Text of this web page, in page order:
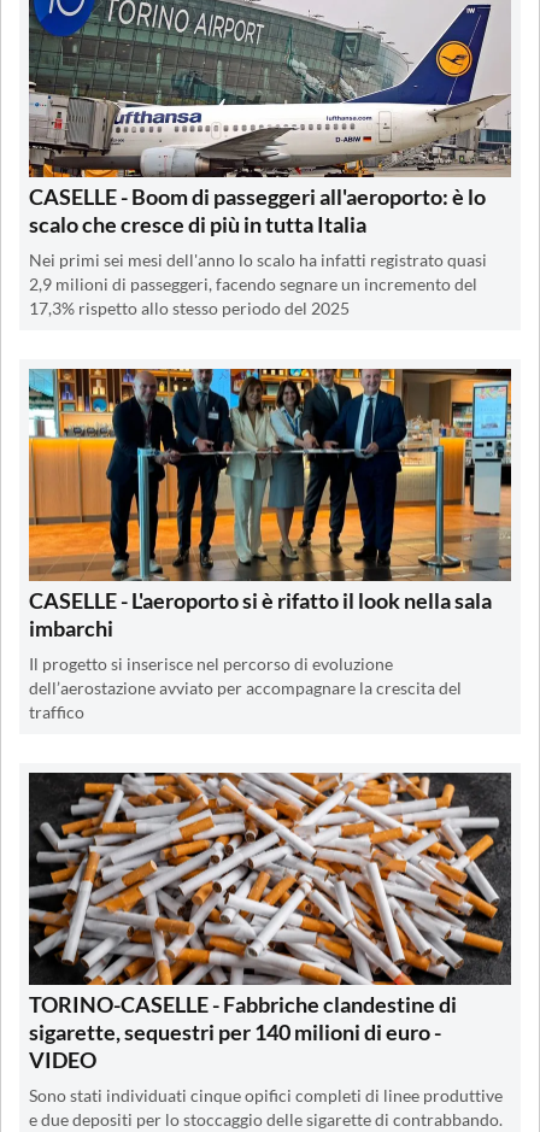
CASELLE - Boom di passeggeri all'aeroporto: è lo
scalo che cresce di più in tutta Italia
Nei primi sei mesi dell'anno lo scalo ha infatti registrato quasi
2,9 milioni di passeggeri, facendo segnare un incremento del
17,3% rispetto allo stesso periodo del 2025
CASELLE - L'aeroporto si è rifatto il look nella sala
imbarchi
Il progetto si inserisce nel percorso di evoluzione
dell’aerostazione avviato per accompagnare la crescita del
traffico
TORINO-CASELLE - Fabbriche clandestine di
sigarette, sequestri per 140 milioni di euro -
VIDEO
Sono stati individuati cinque opifici completi di linee produttive
e due depositi per lo stoccaggio delle sigarette di contrabbando.